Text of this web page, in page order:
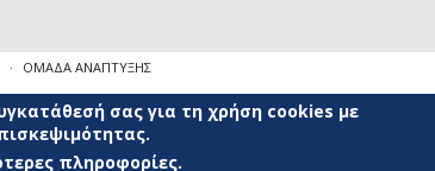
ΟΜΑΔΑ ΑΝΑΠΤΥΞΗΣ
σας για τη χρήση cookies με
πληροφορίες.